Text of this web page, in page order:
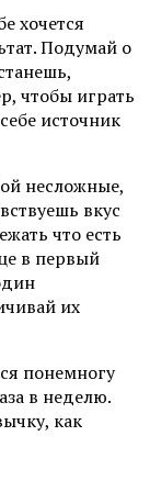
хочется
Подумай о
чтобы играть
источник
несложные,
вкус
что есть
в первый
их
понемногу
в неделю.
как